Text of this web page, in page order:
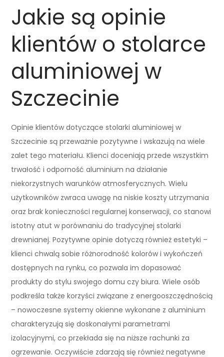
Jakie są opinie
klientów o stolarce
aluminiowej w
Szczecinie
Opinie klientów dotyczące stolarki aluminiowej w
Szczecinie są przeważnie pozytywne i wskazują na wiele
zalet tego materiału. Klienci doceniają przede wszystkim
trwałość i odporność aluminium na działanie
niekorzystnych warunków atmosferycznych. Wielu
użytkowników zwraca uwagę na niskie koszty utrzymania
oraz brak konieczności regularnej konserwacji, co stanowi
istotny atut w porównaniu do tradycyjnej stolarki
drewnianej. Pozytywne opinie dotyczą również estetyki –
klienci chwalą sobie różnorodność kolorów i wykończeń
dostępnych na rynku, co pozwala im dopasować
produkty do stylu swojego domu czy biura. Wiele osób
podkreśla także korzyści związane z energooszczędnością
– nowoczesne systemy okienne wykonane z aluminium
charakteryzują się doskonałymi parametrami
izolacyjnymi, co przekłada się na niższe rachunki za
ogrzewanie. Oczywiście zdarzają się również negatywne